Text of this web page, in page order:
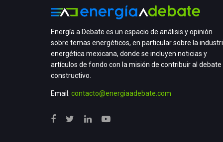
Energía a Debate es un espacio de análisis y opinión
sobre temas energéticos, en particular sobre la
energética mexicana, donde se incluyen noticias y
artículos de fondo con la misión de contribuir al debate
constructivo.
Email: contacto@energiaadebate.com